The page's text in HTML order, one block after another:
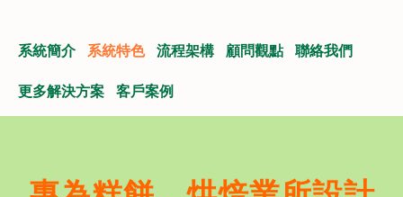
系統簡介 系統特色 流程架構 顧問觀點 聯絡我們
更多解決方案 客戶案例